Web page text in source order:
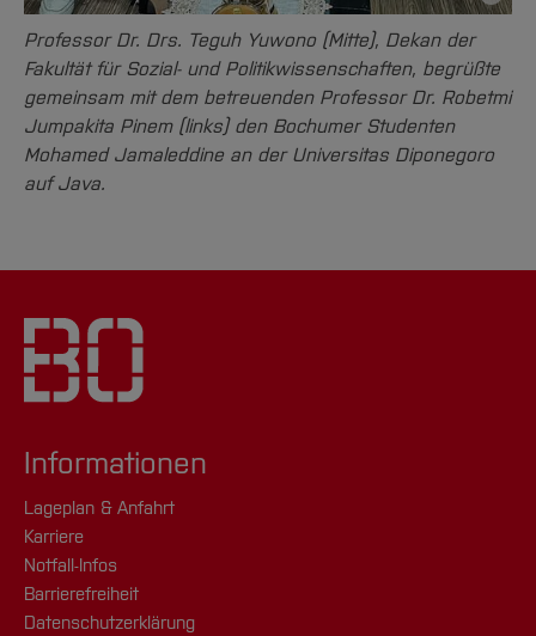
Professor Dr. Drs. Teguh Yuwono (Mitte), Dekan der
Fakultät für Sozial- und Politikwissenschaften, begrüßte
gemeinsam mit dem betreuenden Professor Dr. Robetmi
Jumpakita Pinem (links) den Bochumer Studenten
Mohamed Jamaleddine an der Universitas Diponegoro
auf Java.
Informationen
Lageplan & Anfahrt
Karriere
Notfall-Infos
Barrierefreiheit
Datenschutzerklärung